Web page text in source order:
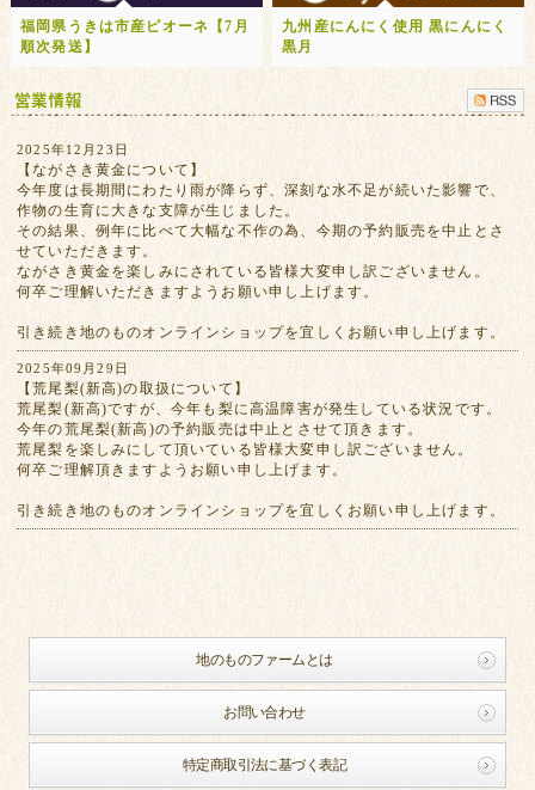
福岡県うきは市産ピオーネ【7月
順次発送】
九州産にんにく使用 黒にんにく
黒月
2025年12月23日
【ながさき黄金について】
今年度は長期間にわたり雨が降らず、深刻な水不足が続いた影響で、
作物の生育に大きな支障が生じました。
その結果、例年に比べて大幅な不作の為、今期の予約販売を中止とさ
せていただきます。
ながさき黄金を楽しみにされている皆様大変申し訳ございません。
何卒ご理解いただきますようお願い申し上げます。
引き続き地のものオンラインショップを宜しくお願い申し上げます。
2025年09月29日
【荒尾梨(新高)の取扱について】
荒尾梨(新高)ですが、今年も梨に高温障害が発生している状況です。
今年の荒尾梨(新高)の予約販売は中止とさせて頂きます。
荒尾梨を楽しみにして頂いている皆様大変申し訳ございません。
何卒ご理解頂きますようお願い申し上げます。
引き続き地のものオンラインショップを宜しくお願い申し上げます。
地のものファームとは
お問い合わせ
特定商取引法に基づく表記